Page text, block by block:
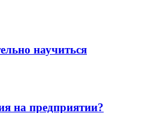
научиться
на предприятии?